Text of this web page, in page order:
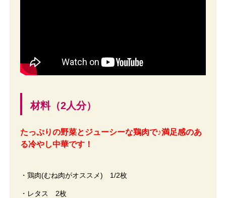
材料（2人分）
たっぷりの野菜とジューシーな鶏肉で♪満足感のあ
る冷やし中華です！
・鶏肉(むね肉がオススメ) 1/2枚
・レタス 2枚